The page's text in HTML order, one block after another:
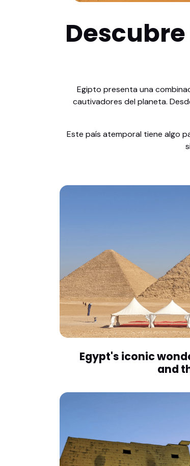
Egipto presenta una
cautivadores del planeta.
Este país atemporal tiene algo
Egypt's iconic
and